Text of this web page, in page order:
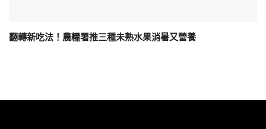
翻轉新吃法！農糧署推三種未熟水果消暑又營養